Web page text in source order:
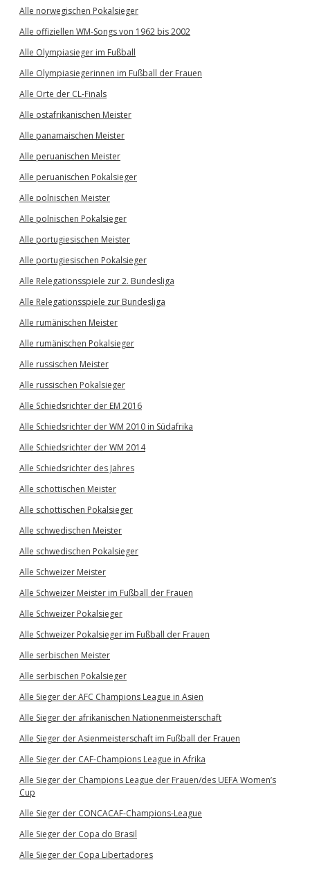
Alle norwegischen Pokalsieger
Alle offiziellen WM-Songs von 1962 bis 2002
Alle Olympiasieger im Fußball
Alle Olympiasiegerinnen im Fußball der Frauen
Alle Orte der CL-Finals
Alle ostafrikanischen Meister
Alle panamaischen Meister
Alle peruanischen Meister
Alle peruanischen Pokalsieger
Alle polnischen Meister
Alle polnischen Pokalsieger
Alle portugiesischen Meister
Alle portugiesischen Pokalsieger
Alle Relegationsspiele zur 2. Bundesliga
Alle Relegationsspiele zur Bundesliga
Alle rumänischen Meister
Alle rumänischen Pokalsieger
Alle russischen Meister
Alle russischen Pokalsieger
Alle Schiedsrichter der EM 2016
Alle Schiedsrichter der WM 2010 in Südafrika
Alle Schiedsrichter der WM 2014
Alle Schiedsrichter des Jahres
Alle schottischen Meister
Alle schottischen Pokalsieger
Alle schwedischen Meister
Alle schwedischen Pokalsieger
Alle Schweizer Meister
Alle Schweizer Meister im Fußball der Frauen
Alle Schweizer Pokalsieger
Alle Schweizer Pokalsieger im Fußball der Frauen
Alle serbischen Meister
Alle serbischen Pokalsieger
Alle Sieger der AFC Champions League in Asien
Alle Sieger der afrikanischen Nationenmeisterschaft
Alle Sieger der Asienmeisterschaft im Fußball der Frauen
Alle Sieger der CAF-Champions League in Afrika
Alle Sieger der Champions League der Frauen/des UEFA Women’s
Cup
Alle Sieger der CONCACAF-Champions-League
Alle Sieger der Copa do Brasil
Alle Sieger der Copa Libertadores